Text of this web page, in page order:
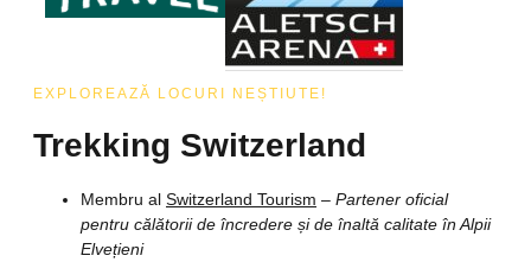
EXPLOREAZĂ LOCURI NEȘTIUTE!
Trekking Switzerland
Membru al Switzerland Tourism – Partener oficial
pentru călătorii de încredere și de înaltă calitate în Alpii
Elvețieni